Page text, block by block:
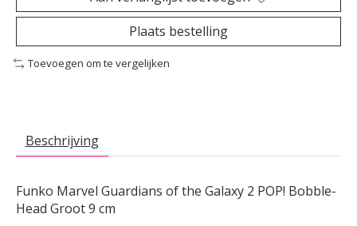
Plaats bestelling
Toevoegen om te vergelijken
Beschrijving
Funko Marvel Guardians of the Galaxy 2 POP! Bobble-
Head Groot 9 cm